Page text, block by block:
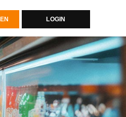
LOGIN